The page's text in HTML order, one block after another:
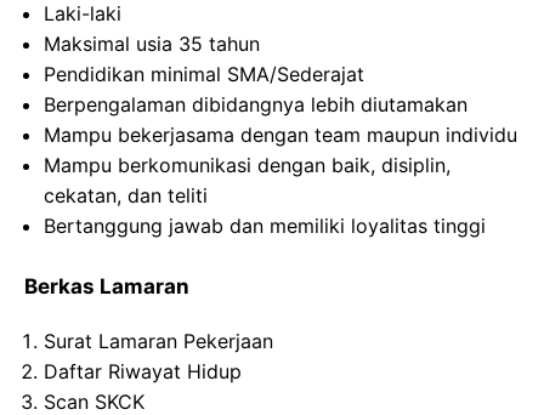
Laki-laki
Maksimal usia 35 tahun
Pendidikan minimal SMA/Sederajat
Berpengalaman dibidangnya lebih diutamakan
Mampu bekerjasama dengan team maupun individu
Mampu berkomunikasi dengan baik, disiplin,
cekatan, dan teliti
Bertanggung jawab dan memiliki loyalitas tinggi
Berkas Lamaran
Surat Lamaran Pekerjaan
Daftar Riwayat Hidup
Scan SKCK